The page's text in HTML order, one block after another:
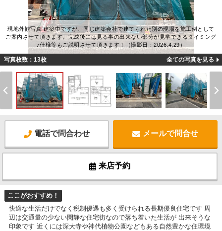
現地外観写真 建築中ですが、同じ建築会社で建てられた別の現場を施工例として
ご案内させて頂きます。完成後には見る事の出来ない部分が見学できるタイミング
♪仕様等もご説明させて頂きます！（撮影日：2026.4.29）
写真枚数：13枚 全ての写真を見る
電話で問合わせ メールで問合せ
来店予約
ここがおすすめ！
快適な生活だけでなく税制優遇も多く受けられる長期優良住宅です 周
辺は交通量の少ない閑静な住宅街なので落ち着いた生活が 出来そうな
印象です 近くには深大寺や神代植物公園などもある自然豊かな住環境